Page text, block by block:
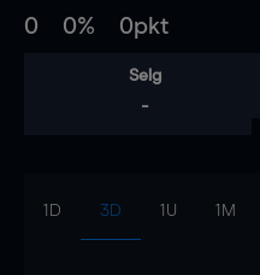
0 0% 0pkt
Selg
-
1D 3D 1U 1M